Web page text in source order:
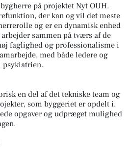
på projektet Nyt OUH.
der kan og vil det meste
og er en dynamisk enhed
sammen på tværs af de
faglighed og professionalisme i
med både ledere og
psykiatrien.
en del af det tekniske team og
som byggeriet er opdelt i.
opgaver og udpræget mulighed